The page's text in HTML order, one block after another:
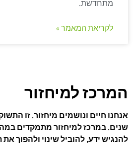
מתחדשת.
לקריאת המאמר »
המרכז למיחזור
אנחנו חיים ונושמים מיחזור. זו
שנים. במרכז למיחזור מתמקדים
להנגיש ידע, להוביל שינוי ולהפוך